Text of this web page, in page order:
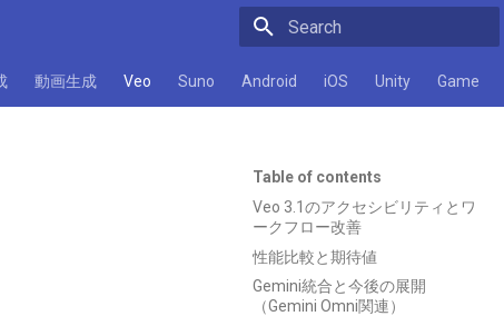
動画生成 Veo Suno Android iOS Unity Game
Table of contents
Veo 3.1のアクセシビリティとワ
ークフロー改善
性能比較と期待値
Gemini統合と今後の展開
（Gemini Omni関連）